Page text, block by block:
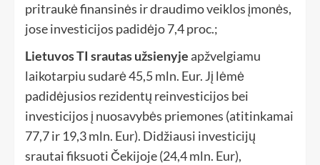
pritraukė finansinės ir draudimo veiklos įmonės,
jose investicijos padidėjo 7,4 proc.;
Lietuvos TI srautas užsienyjeapžvelgiamu
laikotarpiu sudarė 45,5 mln. Eur. Jį lėmė
padidėjusios rezidentų reinvesticijos bei
investicijos į nuosavybės priemones (atitinkamai
77,7 ir 19,3 mln. Eur). Didžiausi investicijų
srautai fiksuoti Čekijoje (24,4 mln. Eur),